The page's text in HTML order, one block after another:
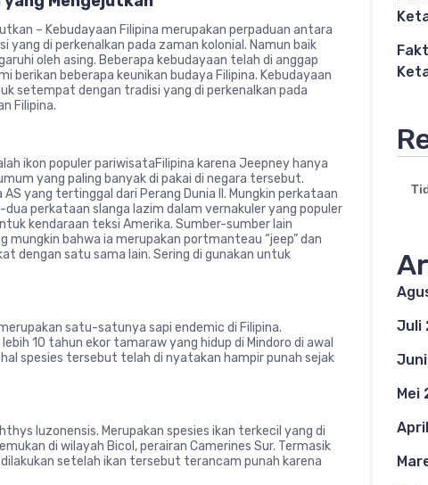
– Kebudayaan Filipina merupakan perpaduan antara
di perkenalkan pada zaman kolonial. Namun baik
oleh asing. Beberapa kebudayaan telah di anggap
berikan beberapa keunikan budaya Filipina. Kebudayaan
setempat dengan tradisi yang di perkenalkan pada
Filipina.
ikon populer pariwisataFilipina karena Jeepney hanya
yang paling banyak di pakai di negara tersebut.
yang tertinggal dari Perang Dunia II. Mungkin perkataan
perkataan slanga lazim dalam vernakuler yang populer
kendaraan teksi Amerika. Sumber-sumber lain
mungkin bahwa ia merupakan portmanteau “jeep” dan
dengan satu sama lain. Sering di gunakan untuk
satu-satunya sapi endemic di Filipina.
10 tahun ekor tamaraw yang hidup di Mindoro di awal
spesies tersebut telah di nyatakan hampir punah sejak
luzonensis. Merupakan spesies ikan terkecil yang di
di wilayah Bicol, perairan Camerines Sur. Termasik
setelah ikan tersebut terancam punah karena
Juli
Mei